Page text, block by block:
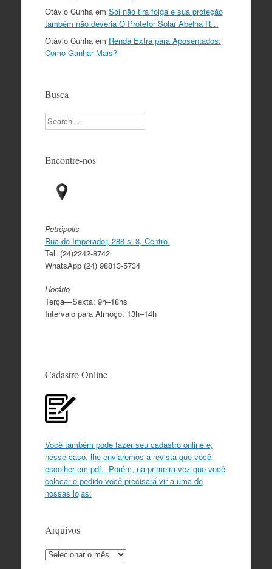
Otávio Cunhaem Sol não tira folga e sua proteção
também não deveria O Protetor Solar Abelha R…
Otávio Cunhaem Renda Extra para Aposentados:
Como Ganhar Mais?
Busca
Search
Encontre-nos
Petrópolis
Rua do Imperador, 288 sl.3, Centro.
Tel. (24)2242-8742
WhatsApp (24) 98813-5734
Horário
Terça—Sexta: 9h–18hs
Intervalo para Almoço: 13h–14h
Cadastro Online
Você também pode fazer seu cadastro online e,
nesse caso, lhe enviaremos a revista que você
escolher em pdf. Porém, na primeira vez que você
colocar o pedido você precisará vir a uma de
nossas lojas.
Arquivos
Arquivos